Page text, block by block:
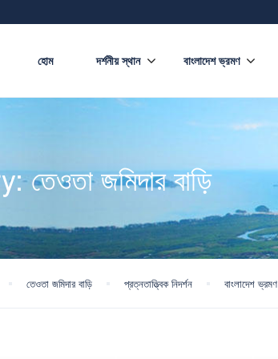
হোম দর্শনীয় স্থান বাংলাদেশ ভ্রমণ
তেওতা জমিদার বাড়ি
তেওতা জমিদার বাড়ি প্রত্নতাত্ত্বিক নিদর্শন বাংলাদেশ ভ্রমণ